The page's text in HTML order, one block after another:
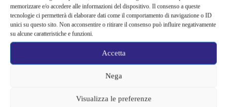
memorizzare e/o accedere alle informazioni del dispositivo. Il consenso a queste
tecnologie ci permetterà di elaborare dati come il comportamento di navigazione o ID
unici su questo sito. Non acconsentire o ritirare il consenso può influire negativamente
su alcune caratteristiche e funzioni.
Accetta
Nega
Visualizza le preferenze
ulteriori pettegolezzi:“Non c’è nessun terzo incomodo, il fatto è
che litigavamo sempre più spesso e ormai non ci parlavamo più.
E poi non sopportavo che la casa fosse sempre piena di amici di
Gigi, in pratica ricordo pochissimi momenti dove siamo stati noi
due da soli”.